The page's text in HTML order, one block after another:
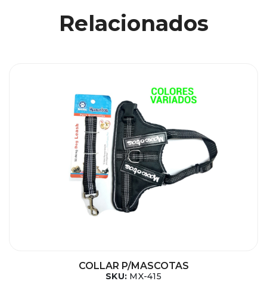
Relacionados
COLLAR P/MASCOTAS
SKU: MX-415